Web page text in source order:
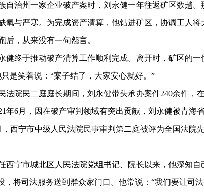
治州一家企业破产案时，刘永健一年往返矿区数趟。
氧与严寒。为完成资产清算，他钻进矿区，协调工人将
后，从来没有一句怨言。
终于推动破产清算工作顺利完成。离开时，矿区的一
是笑着说：“案子结了，大家安心就好。”
院民二庭庭长期间，刘永健带头承办案件240余件，
年6月，因在破产审判领域有突出贡献，刘永健被青海
西宁市中级人民法院民事审判第二庭被评为全国法院
宁市城北区人民法院党组书记、院长以来，他深知自
，将司法服务送到群众家门口。他常说：“我们要让司